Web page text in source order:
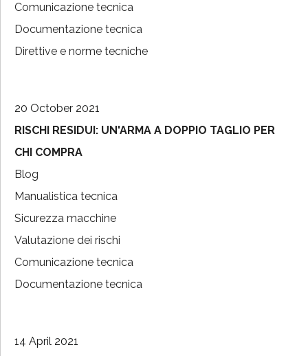
Comunicazione tecnica
Documentazione tecnica
Direttive e norme tecniche
20 October 2021
RISCHI RESIDUI: UN'ARMA A DOPPIO TAGLIO PER
CHI COMPRA
Blog
Manualistica tecnica
Sicurezza macchine
Valutazione dei rischi
Comunicazione tecnica
Documentazione tecnica
14 April 2021